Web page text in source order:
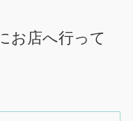
お店へ行って